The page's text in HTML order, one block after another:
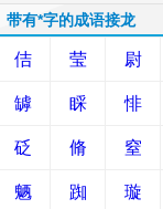
带有*字的成语接龙
佶 莹 尉
罅 睬 悱
砭 脩 窒
魉 踟 璇